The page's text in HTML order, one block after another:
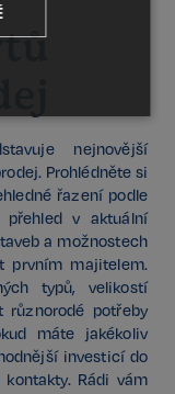
nejnovější
Prohlédněte si
řazení podle
v aktuální
a možnostech
prvním majitelem.
typů, velikostí
potřeby
máte jakékoliv
investicí do
Rádi vám
Cílení
Cílení